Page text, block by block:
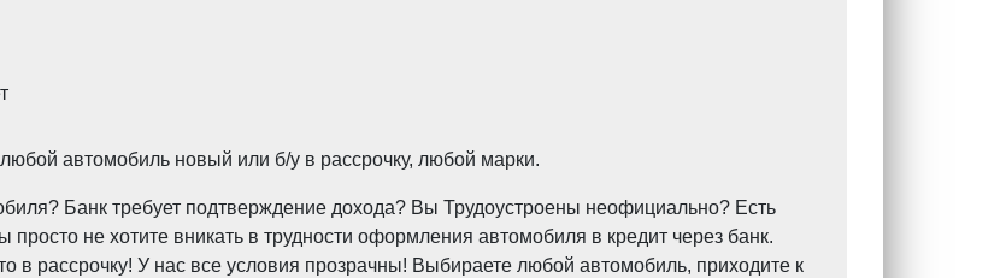
автомобиль новый или б/у в рассрочку, любой марки.
Банк требует подтверждение дохода? Вы Трудоустроены неофициально? Есть
не хотите вникать в трудности оформления автомобиля в кредит через банк.
в рассрочку! У нас все условия прозрачны! Выбираете любой автомобиль, приходите к